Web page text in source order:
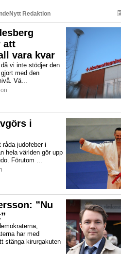
Redaktion
att
vara kvar
vi inte stödjer den
med den
Vä...
i
råda judofeber i
hela världen gör upp
Förutom ...
”Nu
har med
stänga kirurgakuten